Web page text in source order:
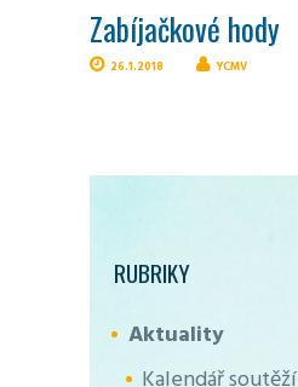
Zabíjačkové hody
26.1.2018 YCMV
RUBRIKY
Aktuality